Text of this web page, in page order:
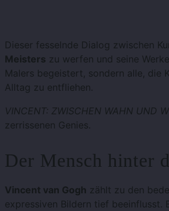
Dieser fesselnde Dialog zwischen
Meisters zu werfen und seine
Malers begeistert, sondern alle, die
Alltag zu entfliehen.
VINCENT: ZWISCHEN WAHN UND
zerrissenen Genies.
Der Mensch hinter
Vincent van Gogh zählt zu den
expressiven Bildern tief beeinflusst.